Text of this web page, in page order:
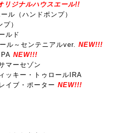
リジナルハウスエール!!
ル（ハンドポンプ）
）
ルド
ル～センテニアルver. NEW!!!
NEW!!!
マーセゾン
ッキー・トゥロールIRA
イブ・ポーター NEW!!!